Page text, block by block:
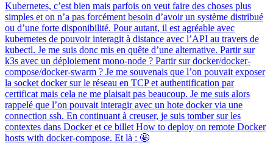
Kubernetes, c’est bien mais parfois on veut faire des choses plus
simples et on n’a pas forcément besoin d’avoir un système distribué
ou d’une forte disponibilité. Pour autant, il est agréable avec
kubernetes de pouvoir interagit à distance avec l’API au travers de
kubectl. Je me suis donc mis en quête d’une alternative. Partir sur
k3s avec un déploiement mono-node ? Partir sur docker/docker-
compose/docker-swarm ? Je me souvenais que l’on pouvait exposer
la socket docker sur le réseau en TCP et authentification par
certificat mais cela ne me plaisait pas beaucoup. Je me suis alors
rappelé que l’on pouvait interagir avec un hote docker via une
connection ssh. En continuant à creuser, je suis tomber sur les
contextes dans Docker et ce billet How to deploy on remote Docker
hosts with docker-compose. Et là : 🤩